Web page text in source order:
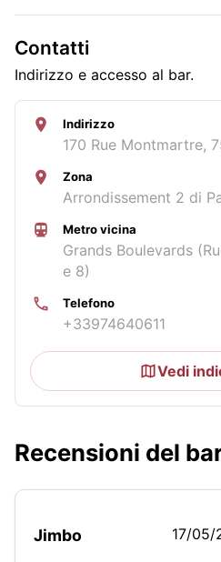
Contatti
Indirizzo e accesso al bar.
Indirizzo
170 Rue Montmartre,
Zona
Arrondissement 2 di
Metro vicina
Grands Boulevards
e 8)
Telefono
+33974640611
Vedi
Recensioni del
Jimbo 17/05/